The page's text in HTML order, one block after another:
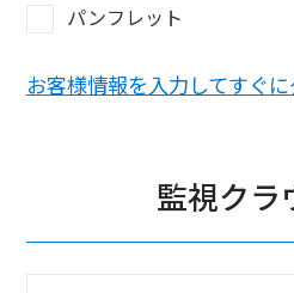
パンフレット
お客様情報を入力してすぐ
監視クラ